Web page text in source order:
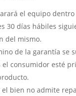
el equipo dentro
30 días hábiles
del mismo.
de la garantía se
el consumidor esté
el bien no admite